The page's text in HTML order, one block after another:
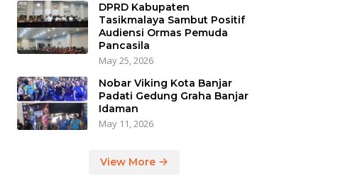
DPRD Kabupaten
Tasikmalaya Sambut Positif
Audiensi Ormas Pemuda
Pancasila
May 25, 2026
Nobar Viking Kota Banjar
Padati Gedung Graha Banjar
Idaman
May 11, 2026
View More